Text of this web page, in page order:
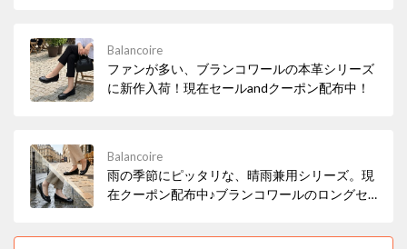
Balancoire
ファンが多い、ブランコワールの本革シリーズ
に新作入荷！現在セールandクーポン配布中！
Balancoire
雨の季節にピッタリな、晴雨兼用シリーズ。現
在クーポン配布中♪ブランコワールのロングセ